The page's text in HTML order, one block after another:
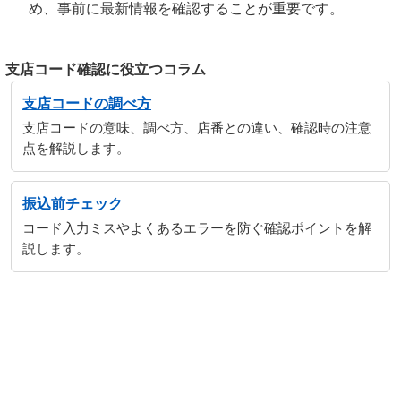
め、事前に最新情報を確認することが重要です。
支店コード確認に役立つコラム
支店コードの調べ方
支店コードの意味、調べ方、店番との違い、確認時の注意
点を解説します。
振込前チェック
コード入力ミスやよくあるエラーを防ぐ確認ポイントを解
説します。